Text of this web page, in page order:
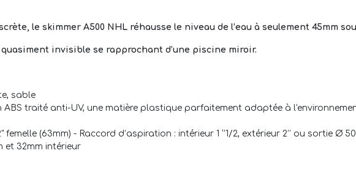
le skimmer A500 NHL réhausse le niveau de l’eau à seulement 45mm
quasiment invisible se rapprochant d’une piscine miroir.
sable
ABS traité anti-UV, une matière plastique parfaitement adaptée à
femelle (63mm) - Raccord d’aspiration : intérieur 1 ‘’1/2, extérieur 2’’ ou sortie Ø
et 32mm intérieur